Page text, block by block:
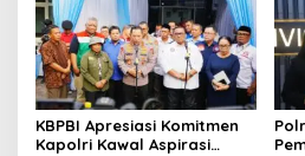
KBPBI Apresiasi Komitmen
Kapolri Kawal Aspirasi